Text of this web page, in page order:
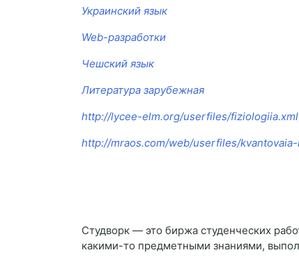
Украинский язык
Web-разработки
Чешский язык
Литература зарубежная
http://lycee-elm.org/userfiles/fiziologiia.xml
http://mraos.com/web/userfiles/
Студворк — это биржа студенческих
какими-то предметными знаниями,